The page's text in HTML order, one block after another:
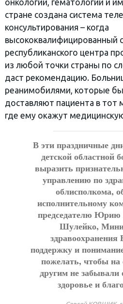
онкологии, гематологии и
стране создана система
консультирования – когда
высококвалифицированный
республиканского центра
из любой точки страны по
даст рекомендацию.
реанимобилями, которые
доставляют пациента в тот
где ему окажут
В эти праздничные
детской областной
выразить
управлению по
облисполкома,
исполнительному
председателю Юрию
Шулейко,
здравоохранения
поддержку и
пожелать, чтобы на
другим не забывали
здоровье и